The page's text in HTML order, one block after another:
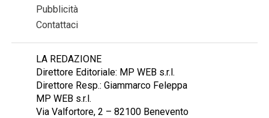
Pubblicità
Contattaci
LA REDAZIONE
Direttore Editoriale: MP WEB s.r.l.
Direttore Resp.: Giammarco Feleppa
MP WEB s.r.l.
Via Valfortore, 2 – 82100 Benevento